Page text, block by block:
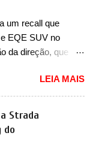
esportivo
que
"div...
lançamento foi
Redonda
organizada
presentes Emanuele
da
que foi o
o lançamento. O
um recall que
EQE SUV no
da direção, que
em outubro de
o trio de modelos
e EQE SUV. De
o chamado
modelo que varia
LEIA MAIS
Strada
do